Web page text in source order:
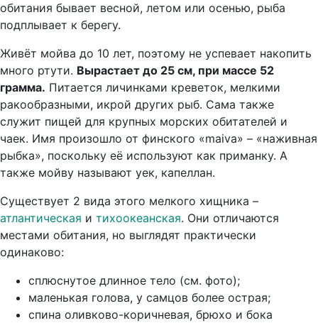
обитания бывает весной, летом или осенью, рыба
подплывает к берегу.
Живёт мойва до 10 лет, поэтому не успевает накопить
много ртути. Вырастает до 25 см, при массе 52
грамма. Питается личинками креветок, мелкими
ракообразными, икрой других рыб. Сама также
служит пищей для крупных морских обитателей и
чаек. Имя произошло от финского «maiva» – «наживная
рыбка», поскольку её используют как приманку. А
также мойву называют уек, капеллан.
Существует 2 вида этого мелкого хищника –
атлантическая и тихоокеанская. Они отличаются
местами обитания, но выглядят практически
одинаково:
сплюснутое длинное тело (см. фото);
маленькая голова, у самцов более острая;
спина оливково-коричневая, брюхо и бока